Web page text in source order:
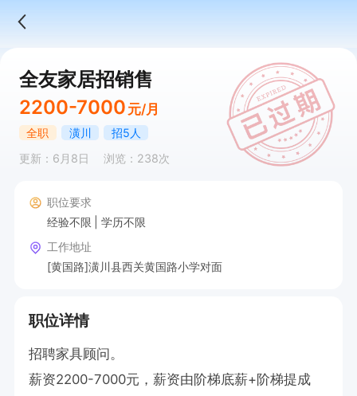
全友家居招销售
2200-7000 元/月
全职 潢川
招5人
更新：6月8日
浏览：238次
职位要求
经验不限
学历不限
工作地址
[黄国路]潢川县西关黄国路小学对面
职位详情
招聘家具顾问。
薪资2200-7000元，薪资由阶梯底薪+阶梯提成